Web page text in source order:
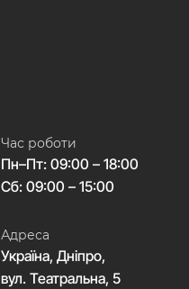
Час роботи
Пн–Пт: 09:00 – 18:00
Сб: 09:00 – 15:00
Адреса
Україна, Дніпро,
вул. Театральна, 5